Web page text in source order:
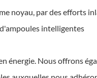
noyau, par des efforts
intelligentes
énergie. Nous offrons